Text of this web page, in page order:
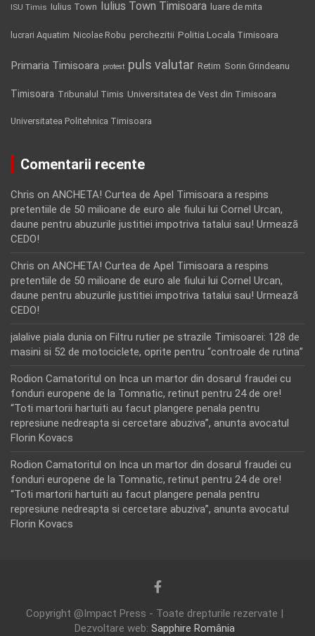
ISU Timis Iulius Town Iulius Town Timisoara luare de mita
lucrari Aquatim Nicolae Robu perchezitii Politia Locala Timisoara
Primaria Timisoara protest puls valutar Retim Sorin Grindeanu
Timisoara Tribunalul Timis Universitatea de Vest din Timisoara
Universitatea Politehnica Timisoara
Comentarii recente
Chris on ANCHETA! Curtea de Apel Timisoara a respins
pretentiile de 50 milioane de euro ale fiului lui Cornel Urcan,
daune pentru abuzurile justitiei impotriva tatalui sau! Urmează
CEDO!
Chris on ANCHETA! Curtea de Apel Timisoara a respins
pretentiile de 50 milioane de euro ale fiului lui Cornel Urcan,
daune pentru abuzurile justitiei impotriva tatalui sau! Urmează
CEDO!
jalalive piala dunia on Filtru rutier pe strazile Timisoarei: 128 de
masini si 52 de motociclete, oprite pentru “controale de rutina”
Rodion Camatoritul on Inca un martor din dosarul fraudei cu
fonduri europene de la Tomnatic, retinut pentru 24 de ore!
“Toti martorii hartuiti au facut plangere penala pentru
represiune nedreapta si cercetare abuziva”, anunta avocatul
Florin Kovacs
Rodion Camatoritul on Inca un martor din dosarul fraudei cu
fonduri europene de la Tomnatic, retinut pentru 24 de ore!
“Toti martorii hartuiti au facut plangere penala pentru
represiune nedreapta si cercetare abuziva”, anunta avocatul
Florin Kovacs
Copyright @Impact Press - Toate drepturile rezervate |
Dezvoltare web: Sapphire România